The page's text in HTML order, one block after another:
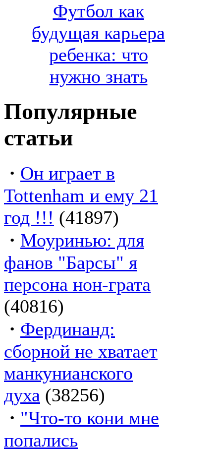
Футбол как
будущая карьера
ребенка: что
нужно знать
Популярные
статьи
· Он играет в
Tottenham и ему 21
год !!! (41897)
· Моуринью: для
фанов "Барсы" я
персона нон-грата
(40816)
· Фердинанд:
сборной не хватает
манкунианского
духа (38256)
· "Что-то кони мне
попались